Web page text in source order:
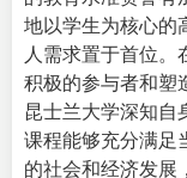
地以学生为核心的
人需求置于首位。
积极的参与者和塑
昆士兰大学深知自
课程能够充分满足
的社会和经济发展